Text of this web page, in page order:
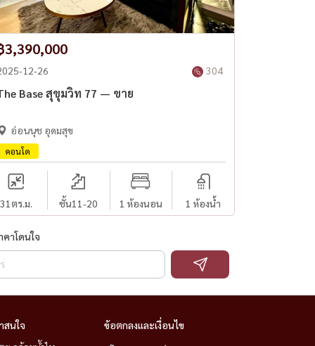
3,390,000
12-26 304
Base สุขุมวิท 77 — ขาย
อ่อนนุช อุดมสุข
คอนโด
31 ตร.ม. ชั้น11-20 1 ห้องนอน 1 ห้องน้ำ
าโดนใจ
สนใจ
ข้อตกลงและเงื่อนไข